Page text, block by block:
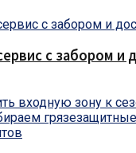
с забором и